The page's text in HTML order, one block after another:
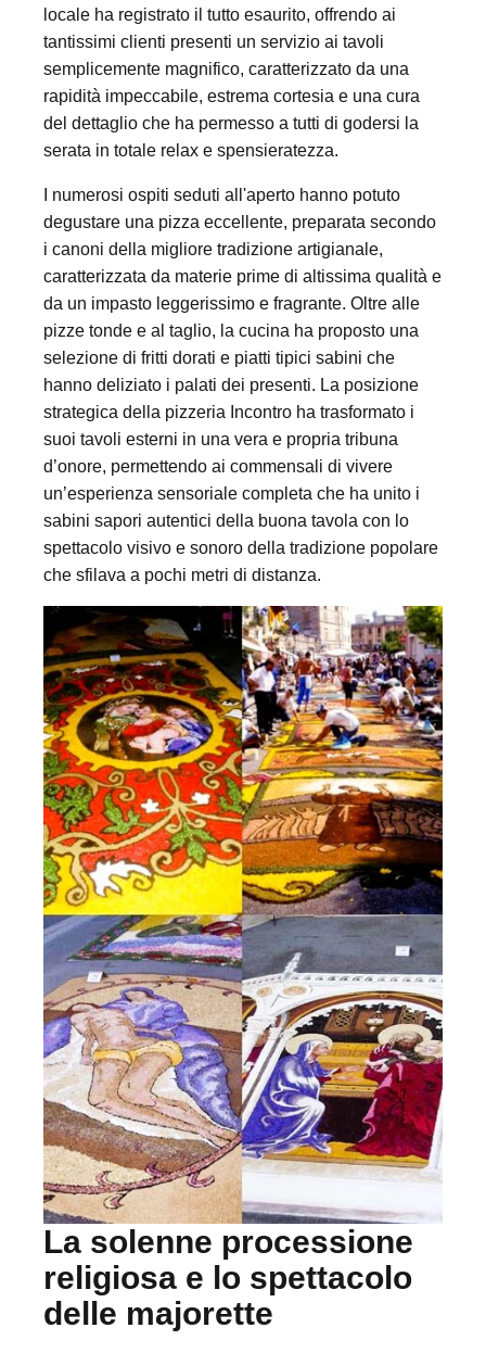
locale ha registrato il tutto esaurito, offrendo ai
tantissimi clienti presenti un servizio ai tavoli
semplicemente magnifico, caratterizzato da una
rapidità impeccabile, estrema cortesia e una cura
del dettaglio che ha permesso a tutti di godersi la
serata in totale relax e spensieratezza.
I numerosi ospiti seduti all'aperto hanno potuto
degustare una pizza eccellente, preparata secondo
i canoni della migliore tradizione artigianale,
caratterizzata da materie prime di altissima qualità e
da un impasto leggerissimo e fragrante. Oltre alle
pizze tonde e al taglio, la cucina ha proposto una
selezione di fritti dorati e piatti tipici sabini che
hanno deliziato i palati dei presenti. La posizione
strategica della pizzeria Incontro ha trasformato i
suoi tavoli esterni in una vera e propria tribuna
d’onore, permettendo ai commensali di vivere
un’esperienza sensoriale completa che ha unito i
sabini sapori autentici della buona tavola con lo
spettacolo visivo e sonoro della tradizione popolare
che sfilava a pochi metri di distanza.
La solenne processione
religiosa e lo spettacolo
delle majorette